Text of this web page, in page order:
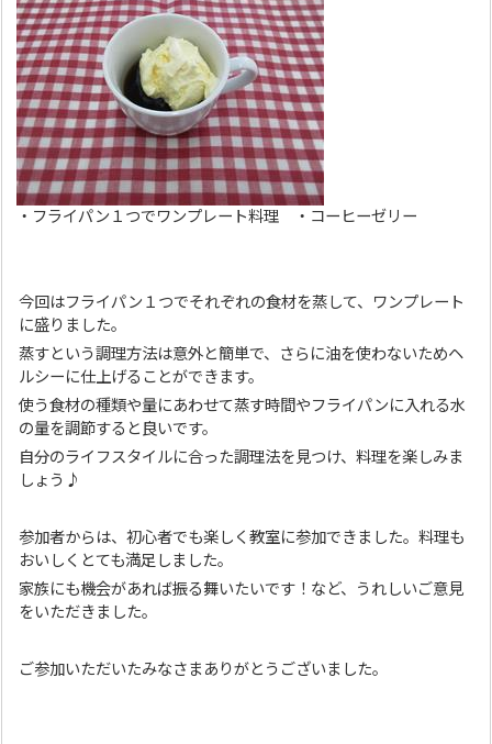
・フライパン１つでワンプレート料理 ・コーヒーゼリー
今回はフライパン１つでそれぞれの食材を蒸して、ワンプレート
に盛りました。
蒸すという調理方法は意外と簡単で、さらに油を使わないためヘ
ルシーに仕上げることができます。
使う食材の種類や量にあわせて蒸す時間やフライパンに入れる水
の量を調節すると良いです。
自分のライフスタイルに合った調理法を見つけ、料理を楽しみま
しょう♪
参加者からは、初心者でも楽しく教室に参加できました。料理も
おいしくとても満足しました。
家族にも機会があれば振る舞いたいです！など、うれしいご意見
をいただきました。
ご参加いただいたみなさまありがとうございました。